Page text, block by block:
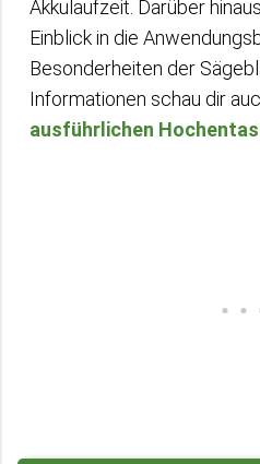
Akkulaufzeit. Darüber
Einblick in die
Besonderheiten der
Informationen schau dir
ausführlichen